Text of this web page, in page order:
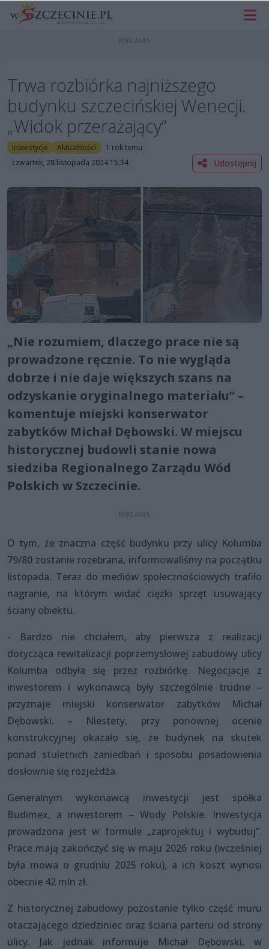
Trwa rozbiórka najniższego
budynku szczecińskiej Wenecji.
„Widok przerażający”
Inwestycje Aktualności
1 rok temu
czwartek, 28 listopada 2024 15:34
Udostępnij
„Nie rozumiem, dlaczego prace nie są
prowadzone ręcznie. To nie wygląda
dobrze i nie daje większych szans na
odzyskanie oryginalnego materiału” –
komentuje miejski konserwator
zabytków Michał Dębowski. W miejscu
historycznej budowli stanie nowa
siedziba Regionalnego Zarządu Wód
Polskich w Szczecinie.
O tym, że znaczna część budynku przy ulicy Kolumba
79/80 zostanie rozebrana, informowaliśmy na początku
listopada. Teraz do mediów społecznościowych trafiło
nagranie, na którym widać ciężki sprzęt usuwający
ściany obiektu.
- Bardzo nie chciałem, aby pierwsza z realizacji
dotycząca rewitalizacji poprzemysłowej zabudowy ulicy
Kolumba odbyła się przez rozbiórkę. Negocjacje z
inwestorem i wykonawcą były szczególnie trudne –
przyznaje miejski konserwator zabytków Michał
Dębowski. – Niestety, przy ponownej ocenie
konstrukcyjnej okazało się, że budynek na skutek
ponad stuletnich zaniedbań i sposobu posadowienia
dosłownie się rozjeżdża.
Generalnym wykonawcą inwestycji jest spółka
Budimex, a inwestorem – Wody Polskie. Inwestycja
prowadzona jest w formule „zaprojektuj i wybuduj”.
Prace mają zakończyć się w maju 2026 roku (wcześniej
była mowa o grudniu 2025 roku), a ich koszt wynosi
obecnie 42 mln zł.
Z historycznej zabudowy pozostanie tylko część muru
otaczającego dziedziniec oraz ściana parteru od strony
ulicy. Jak jednak informuje Michał Dębowski, w